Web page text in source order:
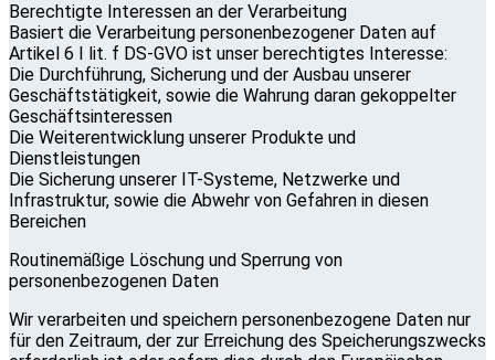
Berechtigte Interessen an der Verarbeitung
Basiert die Verarbeitung personenbezogener Daten auf
Artikel 6 I lit. f DS-GVO ist unser berechtigtes Interesse:
Die Durchführung, Sicherung und der Ausbau unserer
Geschäftstätigkeit, sowie die Wahrung daran gekoppelter
Geschäftsinteressen
Die Weiterentwicklung unserer Produkte und
Dienstleistungen
Die Sicherung unserer IT-Systeme, Netzwerke und
Infrastruktur, sowie die Abwehr von Gefahren in diesen
Bereichen
Routinemäßige Löschung und Sperrung von
personenbezogenen Daten
Wir verarbeiten und speichern personenbezogene Daten nur
für den Zeitraum, der zur Erreichung des Speicherungszwecks